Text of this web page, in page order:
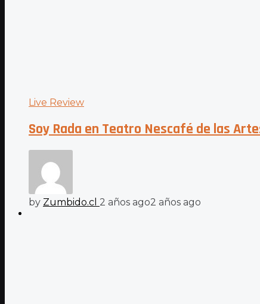
Live Review
Soy Rada en Teatro Nescafé de las
by Zumbido.cl 2 años ago2 años ago